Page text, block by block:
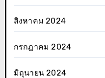
สิงหาคม 2024
กรกฎาคม 2024
มิถุนายน 2024